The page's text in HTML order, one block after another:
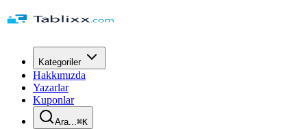
Kategoriler
Hakkımızda
Yazarlar
Kuponlar
Ara...⌘K